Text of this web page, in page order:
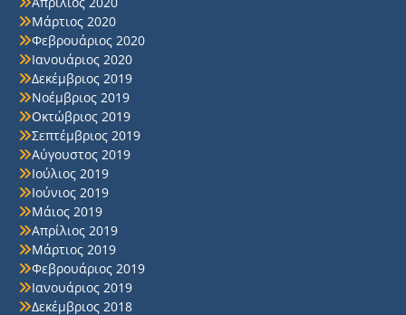
Μάρτιος 2020
Φεβρουάριος 2020
Ιανουάριος 2020
Δεκέμβριος 2019
Νοέμβριος 2019
Οκτώβριος 2019
Σεπτέμβριος 2019
Αύγουστος 2019
Ιούλιος 2019
Ιούνιος 2019
Μάιος 2019
Απρίλιος 2019
Μάρτιος 2019
Φεβρουάριος 2019
Ιανουάριος 2019
Δεκέμβριος 2018